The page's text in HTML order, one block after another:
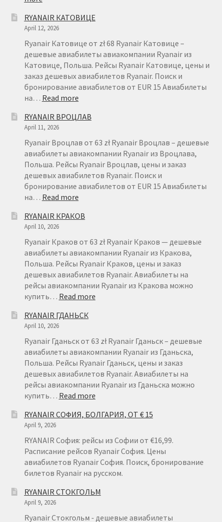
АВИАБИЛЕТОВ
RYANAIR
–
FAQ
RYANAIR КАТОВИЦЕ
April 12, 2026
Ryanair Катовице от zł 68 Ryanair Катовице –
дешевые авиабилеты авиакомпании Ryanair из
Катовице, Польша. Рейсы Ryanair Катовице, цены и
заказ дешевых авиабилетов Ryanair. Поиск и
бронирование авиабилетов от EUR 15 Авиабилеты
на… Read more:
КАТОВИЦЕ
RYANAIR ВРОЦЛАВ
April 11, 2026
Ryanair Вроцлав от 63 zł Ryanair Вроцлав – дешевые
авиабилеты авиакомпании Ryanair из Вроцлава,
Польша. Рейсы Ryanair Вроцлав, цены и заказ
дешевых авиабилетов Ryanair. Поиск и
бронирование авиабилетов от EUR 15 Авиабилеты
на… Read more:
ВРОЦЛАВ
RYANAIR КРАКОВ
April 10, 2026
Ryanair Краков от 63 zł Ryanair Краков — дешевые
авиабилеты авиакомпании Ryanair из Кракова,
Польша. Рейсы Ryanair Краков, цены и заказ
дешевых авиабилетов Ryanair. Авиабилеты на
рейсы авиакомпании Ryanair из Кракова можно
купить… Read more:
RYANAIR ГДАНЬСК
April 10, 2026
Ryanair Гданьск от 63 zł Ryanair Гданьск – дешевые
авиабилеты авиакомпании Ryanair из Гданьска,
Польша. Рейсы Ryanair Гданьск, цены и заказ
дешевых авиабилетов Ryanair. Авиабилеты на
рейсы авиакомпании Ryanair из Гданьска можно
купить… Read more:
ГДАНЬСК
RYANAIR СОФИЯ, БОЛГАРИЯ, ОТ € 15
April 9, 2026
RYANAIR София: рейсы из Софии от €16,99.
Расписание рейсов Ryanair София. Цены
авиабилетов Ryanair София. Поиск, бронирование
билетов Ryanair на русском.
RYANAIR СТОКГОЛЬМ
April 9, 2026
Ryanair Стокгольм - дешевые авиабилеты